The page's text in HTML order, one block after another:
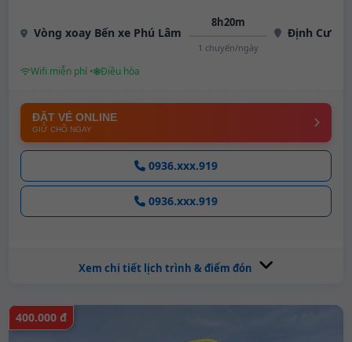
Vòng xoay Bến xe Phú Lâm
8h20m
1 chuyến/ngày
Định Cư
Wifi miễn phí • Điều hòa
ĐẶT VÉ ONLINE
GIỮ CHỖ NGAY
0936.xxx.919
0936.xxx.919
Xem chi tiết lịch trình & điểm đón
400.000 đ